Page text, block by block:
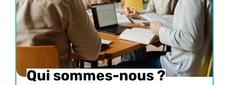
Qui sommes-nous ?